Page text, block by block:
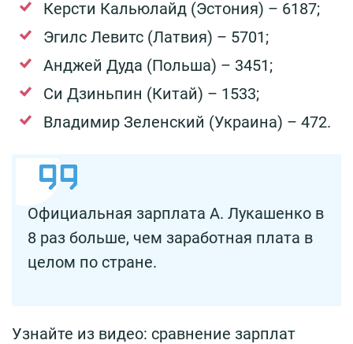
Керсти Кальюлайд (Эстония) – 6187;
Эгилс Левитс (Латвия) – 5701;
Анджей Дуда (Польша) – 3451;
Си Дзиньпин (Китай) – 1533;
Владимир Зеленский (Украина) – 472.
Официальная зарплата А. Лукашенко в
8 раз больше, чем заработная плата в
целом по стране.
Узнайте из видео: сравнение зарплат